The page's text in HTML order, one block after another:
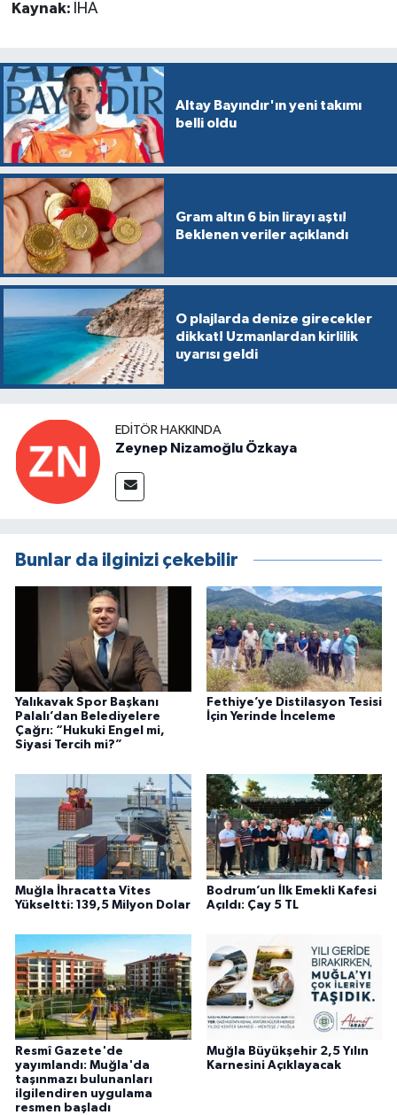
Kaynak: İHA
Altay Bayındır'ın yeni takımı
belli oldu
Gram altın 6 bin lirayı aştı!
Beklenen veriler açıklandı
O plajlarda denize girecekler
dikkat! Uzmanlardan kirlilik
uyarısı geldi
EDITÖR HAKKINDA
Zeynep Nizamoğlu Özkaya
Bunlar da ilginizi çekebilir
Yalıkavak Spor Başkanı
Palalı’dan Belediyelere
Çağrı: “Hukuki Engel mi,
Siyasi Tercih mi?”
Fethiye’ye Distilasyon Tesisi
İçin Yerinde İnceleme
Muğla İhracatta Vites
Yükseltti: 139,5 Milyon Dolar
Bodrum’un İlk Emekli Kafesi
Açıldı: Çay 5 TL
Resmî Gazete'de
yayımlandı: Muğla'da
taşınmazı bulunanları
ilgilendiren uygulama
resmen başladı
Muğla Büyükşehir 2,5 Yılın
Karnesini Açıklayacak